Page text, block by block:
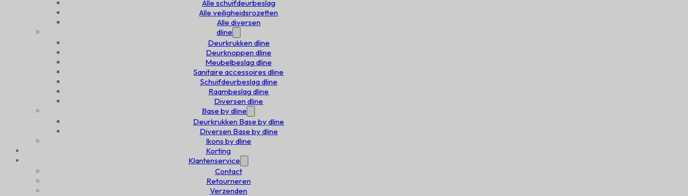
Alle schuifdeurbeslag
Alle veiligheidsrozetten
Alle diversen
dline
Deurkrukken dline
Deurknoppen dline
Meubelbeslag dline
Sanitaire accessoires dline
Schuifdeurbeslag dline
Raambeslag dline
Diversen dline
Base by dline
Deurkrukken Base by dline
Diversen Base by dline
Ikons by dline
Korting
Klantenservice
Contact
Retourneren
Verzenden